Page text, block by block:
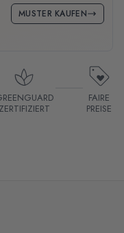
MUSTER KAUFEN
ZERTIFIZIERT
FAIRE
PREISE